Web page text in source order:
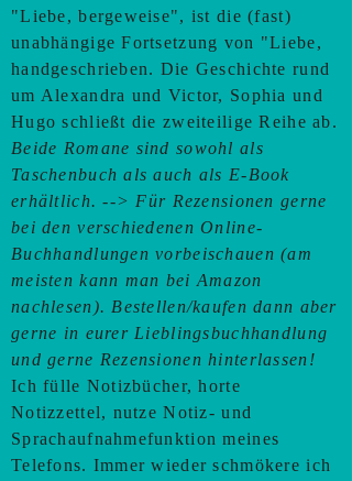
"Liebe, bergeweise", ist die (fast)
unabhängige Fortsetzung von "Liebe,
handgeschrieben. Die Geschichte rund
um Alexandra und Victor, Sophia und
Hugo schließt die zweiteilige Reihe ab.
Beide Romane sind sowohl als
Taschenbuch als auch als E-Book
erhältlich. --> Für Rezensionen gerne
bei den verschiedenen Online-
Buchhandlungen vorbeischauen (am
meisten kann man bei Amazon
nachlesen). Bestellen/kaufen dann aber
gerne in eurer Lieblingsbuchhandlung
und gerne Rezensionen hinterlassen!
Ich fülle Notizbücher, horte
Notizzettel, nutze Notiz- und
Sprachaufnahmefunktion meines
Telefons. Immer wieder schmökere ich